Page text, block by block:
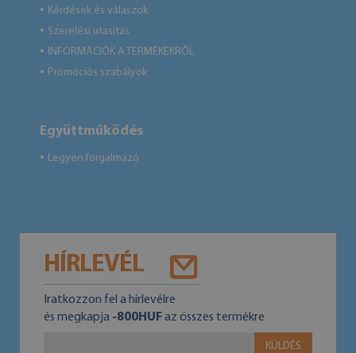
● Kérdések és válaszok
● Szerelési utasítás
● INFORMÁCIÓK A TERMÉKEKRŐL
● Promóciós szabályok
Együttműködés
● Legyen forgalmazó
HÍRLEVÉL
Iratkozzon fel a hírlevélre
és megkapja -800HUFaz összes termékre
KÜLDÉS